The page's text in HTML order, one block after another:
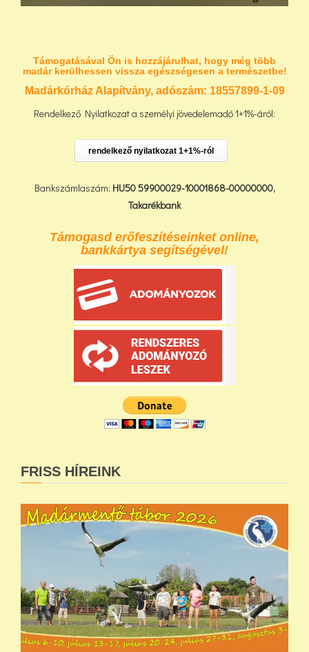
Támogatásával Ön is hozzájárulhat, hogy még több
madár kerülhessen vissza egészségesen a természetbe!
Madárkórház Alapítvány, adószám: 18557899-1-09
Rendelkező Nyilatkozat a személyi jövedelemadó 1+1%-áról:
rendelkező nyilatkozat 1+1%-ról
Bankszámlaszám: HU50 59900029-10001868-00000000,
Takarékbank
Támogasd erőfeszítéseinket online,
bankkártya segítségével!
FRISS HÍREINK